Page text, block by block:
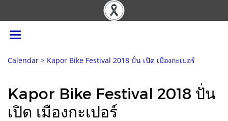
Calendar > Kapor Bike Festival 2018 ปั่น เปิด เมืองกะเปอร์
Kapor Bike Festival 2018 ปั่น
เปิด เมืองกะเปอร์